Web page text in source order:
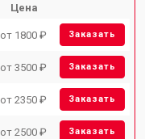
Цена
от 1800 ₽ Заказать
от 3500 ₽ Заказать
от 2350 ₽ Заказать
от 2500 ₽ Заказать